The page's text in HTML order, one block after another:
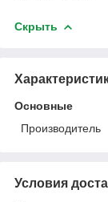
Скрыть
Основные
Производитель
Условия